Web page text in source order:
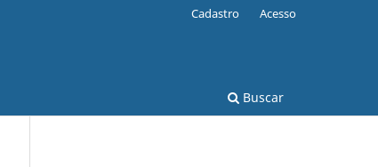
Buscar
Cadastro Acesso